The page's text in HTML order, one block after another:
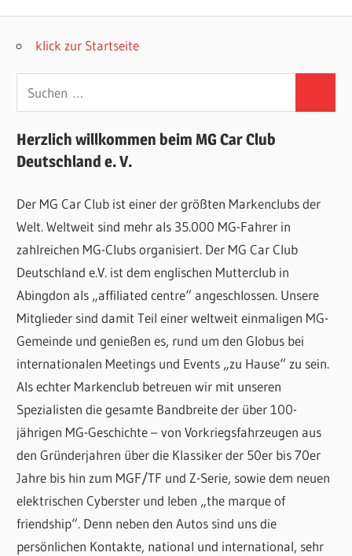
klick zur Startseite
Herzlich willkommen beim MG Car Club
Deutschland e. V.
Der MG Car Club ist einer der größten Markenclubs der
Welt. Weltweit sind mehr als 35.000 MG-Fahrer in
zahlreichen MG-Clubs organisiert. Der MG Car Club
Deutschland e.V. ist dem englischen Mutterclub in
Abingdon als „affiliated centre“ angeschlossen. Unsere
Mitglieder sind damit Teil einer weltweit einmaligen MG-
Gemeinde und genießen es, rund um den Globus bei
internationalen Meetings und Events „zu Hause“ zu sein.
Als echter Markenclub betreuen wir mit unseren
Spezialisten die gesamte Bandbreite der über 100-
jährigen MG-Geschichte – von Vorkriegsfahrzeugen aus
den Gründerjahren über die Klassiker der 50er bis 70er
Jahre bis hin zum MGF/TF und Z-Serie, sowie dem neuen
elektrischen Cyberster und leben „the marque of
friendship“. Denn neben den Autos sind uns die
persönlichen Kontakte, national und international, sehr